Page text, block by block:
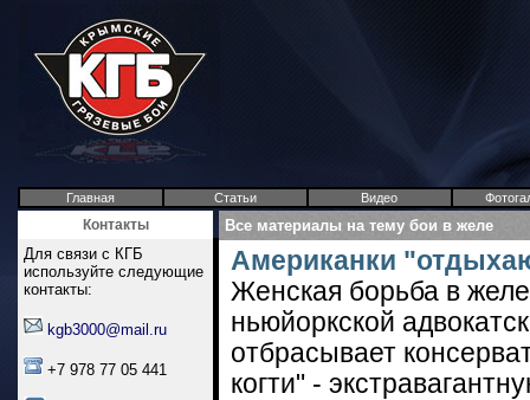
Главная Статьи Видео
Контакты
Для связи с КГБ
используйте следующие
контакты:
kgb3000@mail.ru
+7 978 77 05 441
Все материалы на тему бои в желе
Американки
Женская борьба в
ньюйоркской
отбрасывает
когти" -